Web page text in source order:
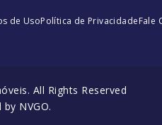
de UsoPolítica de PrivacidadeFale
All Rights Reserved
by NVGO.